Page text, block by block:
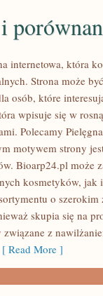
internetowa, która
Strona może
osób, które
wpisuje się w
Polecamy
motywem strony
Bioarp24.pl może
kosmetyków,
o szerokim
skupia się na
z
[ Read More ]